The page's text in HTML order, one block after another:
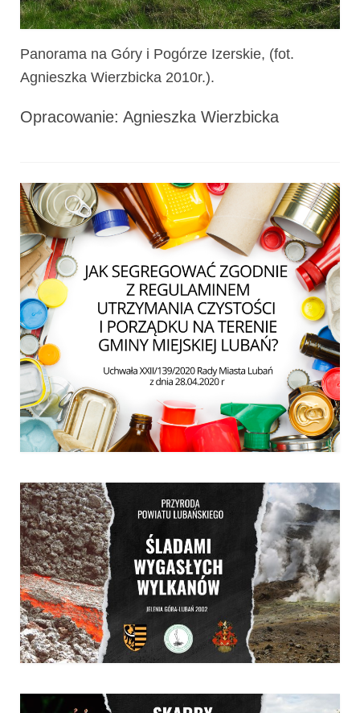
Panorama na Góry i Pogórze Izerskie, (fot.
Agnieszka Wierzbicka 2010r.).
Opracowanie: Agnieszka Wierzbicka